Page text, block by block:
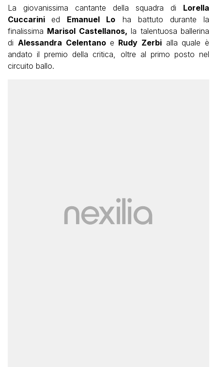
La giovanissima cantante della squadra di Lorella
Cuccarinied Emanuel Lo ha battuto durante la
finalissima Marisol Castellanos, la talentuosa ballerina
di Alessandra Celentanoe Rudy Zerbialla quale è
andato il premio della critica, oltre al primo posto nel
circuito ballo.